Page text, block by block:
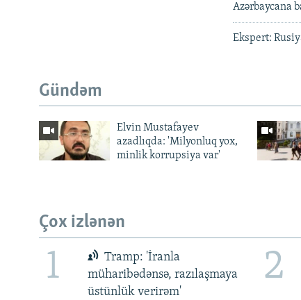
Azərbaycana
Ekspert:
Gündəm
Elvin Mustafayev
azadlıqda: 'Milyonluq yox,
minlik korrupsiya var'
Çox izlənən
1
Tramp: 'İranla
müharibədənsə, razılaşmaya
üstünlük verirəm'
2